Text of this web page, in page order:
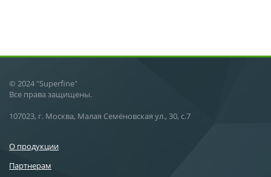
© 2024 "Superfine"
Все права защищены.
107023, г. Москва, Малая Семёновская ул., 30, с.7
О продукции
Партнерам